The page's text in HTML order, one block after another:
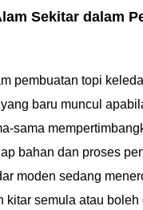
Sekitar dalam
pembuatan topi
baru muncul
sama
bahan dan proses
moden sedang
kitar semula atau boleh